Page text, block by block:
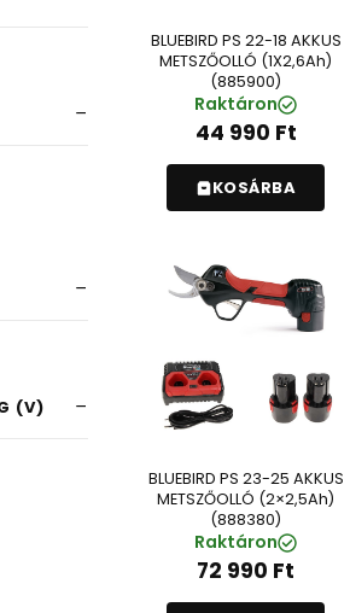
(V)
BLUEBIRD PS 22-18 AKKUS
METSZŐOLLÓ (1X2,6Ah)
(885900)
Raktáron
44 990 Ft
KOSÁRBA
BLUEBIRD PS 23-25 AKKUS
METSZŐOLLÓ (2×2,5Ah)
(888380)
Raktáron
72 990 Ft